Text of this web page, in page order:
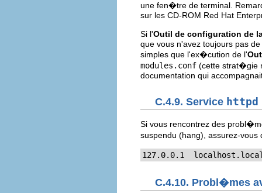
une fen�tre de terminal.
sur les CD-ROM Red Hat
Si l'Outil de configuration de
que vous n'avez toujours pas
simples que l'ex�cution de l'
modules.conf (cette strat�gie
documentation qui
C.4.9. Service httpd
Si vous rencontrez des
suspendu (hang), assurez-
127.0.0.1
C.4.10. Probl�mes